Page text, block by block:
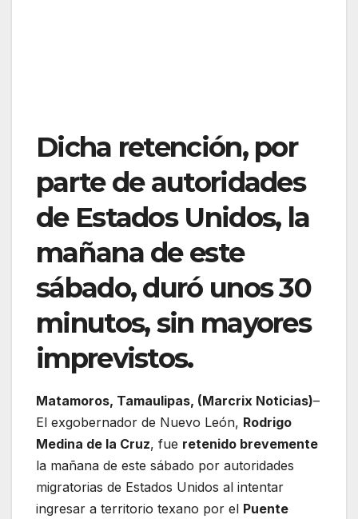
Dicha retención, por
parte de autoridades
de Estados Unidos, la
mañana de este
sábado, duró unos 30
minutos, sin mayores
imprevistos.
Matamoros, Tamaulipas, (Marcrix Noticias)–
El exgobernador de Nuevo León, Rodrigo
Medina de la Cruz, fue retenido brevemente
la mañana de este sábado por autoridades
migratorias de Estados Unidos al intentar
ingresar a territorio texano por el Puente